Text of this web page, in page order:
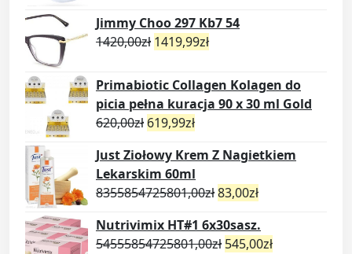
Jimmy Choo 297 Kb7 54
1420,00zł 1419,99zł
Primabiotic Collagen Kolagen do
picia pełna kuracja 90 x 30 ml Gold
620,00zł 619,99zł
Just Ziołowy Krem Z Nagietkiem
Lekarskim 60ml
8355854725801,00zł83,00zł
Nutrivimix HT#1 6x30sasz.
54555854725801,00zł 545,00zł